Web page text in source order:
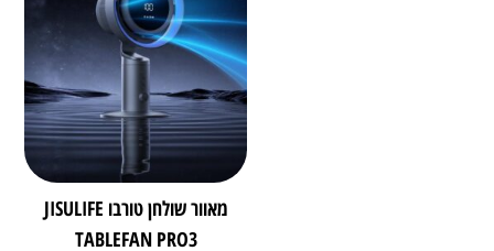
מאוור שולחן טורבו JISULIFE
TABLEFAN PRO3